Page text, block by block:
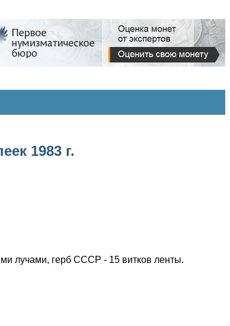
1983 г.
лучами, герб СССР - 15 витков ленты.